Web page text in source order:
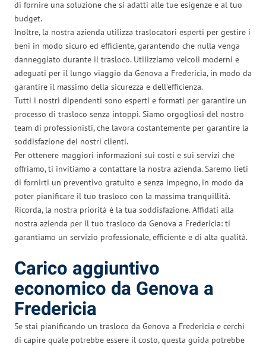
di fornire una soluzione che si adatti alle tue esigenze e al tuo
budget.
Inoltre, la nostra azienda utilizza traslocatori esperti per gestire i
beni in modo sicuro ed efficiente, garantendo che nulla venga
danneggiato durante il trasloco. Utilizziamo veicoli moderni e
adeguati per il lungo viaggio da Genova a Fredericia, in modo da
garantire il massimo della sicurezza e dell’efficienza.
Tutti i nostri dipendenti sono esperti e formati per garantire un
processo di trasloco senza intoppi. Siamo orgogliosi del nostro
team di professionisti, che lavora costantemente per garantire la
soddisfazione dei nostri clienti.
Per ottenere maggiori informazioni sui costi e sui servizi che
offriamo, ti invitiamo a contattare la nostra azienda. Saremo lieti
di fornirti un preventivo gratuito e senza impegno, in modo da
poter pianificare il tuo trasloco con la massima tranquillità.
Ricorda, la nostra priorità è la tua soddisfazione. Affidati alla
nostra azienda per il tuo trasloco da Genova a Fredericia: ti
garantiamo un servizio professionale, efficiente e di alta qualità.
Carico aggiuntivo
economico da Genova a
Fredericia
Se stai pianificando un trasloco da Genova a Fredericia e cerchi
di capire quale potrebbe essere il costo, questa guida potrebbe